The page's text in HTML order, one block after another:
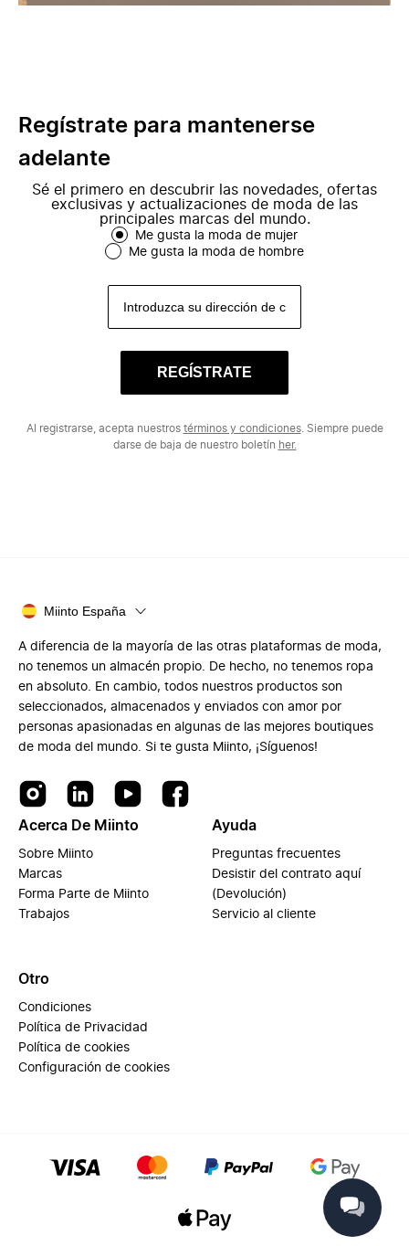
Regístrate para mantenerse
adelante
Sé el primero en descubrir las novedades, ofertas
exclusivas y actualizaciones de moda de las
principales marcas del mundo.
Me gusta la moda de mujer
Me gusta la moda de hombre
REGÍSTRATE
Al registrarse, acepta nuestros términos y condiciones. Siempre puede
darse de baja de nuestro boletín her.
Miinto España
A diferencia de la mayoría de las otras plataformas de moda,
no tenemos un almacén propio. De hecho, no tenemos ropa
en absoluto. En cambio, todos nuestros productos son
seleccionados, almacenados y enviados con amor por
personas apasionadas en algunas de las mejores boutiques
de moda del mundo. Si te gusta Miinto, ¡Síguenos!
Acerca De Miinto
Sobre Miinto
Marcas
Forma Parte de Miinto
Trabajos
Ayuda
Preguntas frecuentes
Desistir del contrato aquí
(Devolución)
Servicio al cliente
Otro
Condiciones
Política de Privacidad
Política de cookies
Configuración de cookies